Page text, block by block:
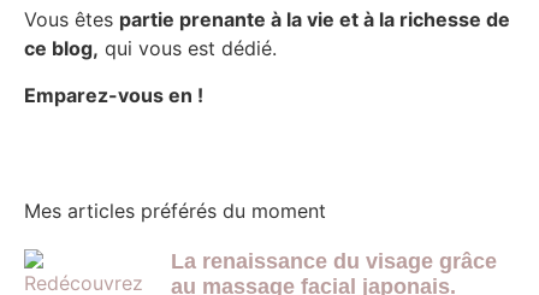
Vous êtes partie prenante à la vie et à la richesse de
ce blog, qui vous est dédié.
Emparez-vous en !
Mes articles préférés du moment
La renaissance du visage grâce
au massage facial japonais.